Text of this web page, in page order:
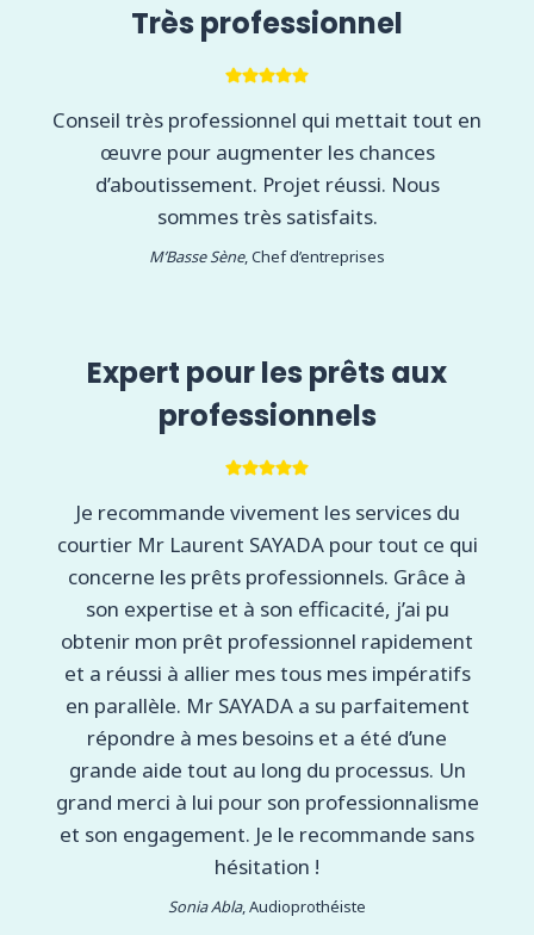
Très professionnel
Conseil très professionnel qui mettait tout en
œuvre pour augmenter les chances
d’aboutissement. Projet réussi. Nous
sommes très satisfaits.
M’Basse Sène, Chef d’entreprises
Expert pour les prêts aux
professionnels
Je recommande vivement les services du
courtier Mr Laurent SAYADA pour tout ce qui
concerne les prêts professionnels. Grâce à
son expertise et à son efficacité, j’ai pu
obtenir mon prêt professionnel rapidement
et a réussi à allier mes tous mes impératifs
en parallèle. Mr SAYADA a su parfaitement
répondre à mes besoins et a été d’une
grande aide tout au long du processus. Un
grand merci à lui pour son professionnalisme
et son engagement. Je le recommande sans
hésitation !
Sonia Abla, Audioprothéiste